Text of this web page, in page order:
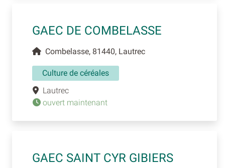
GAEC DE COMBELASSE
Combelasse, 81440, Lautrec
Culture de céréales
Lautrec
ouvert maintenant
GAEC SAINT CYR GIBIERS